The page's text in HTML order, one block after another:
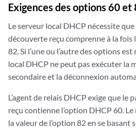
Exigences des options 60 et
Le serveur local DHCP nécessite
découverte reçu comprenne à la
82. Si l’une ou l’autre des options
local DHCP ne peut pas exécuter la
secondaire et la déconnexion
L’agent de relais DHCP exige que le
reçu contienne l’option DHCP 60.
la valeur de l’option 82 en se basant